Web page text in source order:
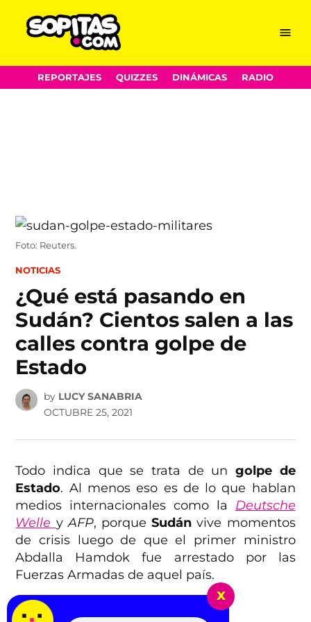
Skip
to
Menu
REPORTAJES QUIZZES DINÁMICAS RADIO
Foto: Reuters.
POSTED
NOTICIAS
¿Qué está pasando en
Sudán? Cientos salen a las
calles contra golpe de
Estado
by LUCY SANABRIA
OCTUBRE 25, 2021
Todo indica que se trata de un golpe de
Estado. Al menos eso es de lo que hablan
medios internacionales como la Deutsche
Welle yAFP, porque Sudán vive momentos
de crisis luego de que el primer ministro
Abdalla Hamdok fue arrestado por las
Fuerzas Armadas de aquel país.
x